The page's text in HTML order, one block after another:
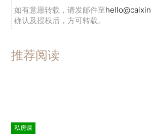
如有意愿转载，请发邮件至
确认及授权后，方可转载。
推荐阅读
私房课